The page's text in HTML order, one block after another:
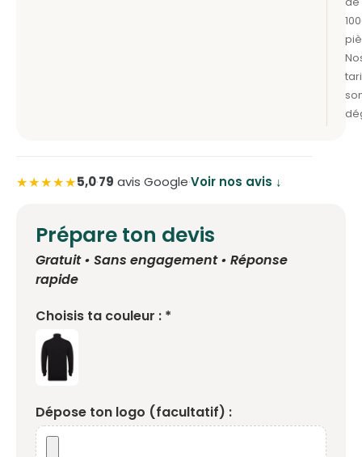
★★★★★5,0·79 avis Google·Voir nos avis ↓
Prépare ton devis
Gratuit • Sans engagement • Réponse
rapide
Choisis ta couleur : *
Dépose ton logo (facultatif) :